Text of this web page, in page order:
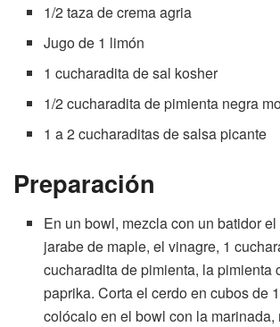
1/2 taza de crema agria
Jugo de 1 limón
1 cucharadita de sal kosher
1/2 cucharadita de pimienta negra
1 a 2 cucharaditas de salsa picante
Preparación
En un bowl, mezcla con un batidor
jarabe de maple, el vinagre, 1
cucharadita de pimienta, la pimienta
paprika. Corta el cerdo en cubos de
colócalo en el bowl con la marinada,